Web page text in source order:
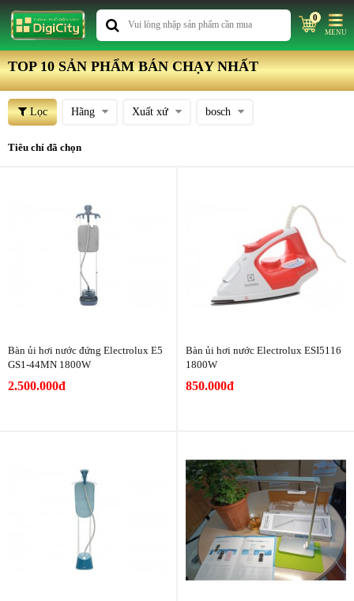
0
MENU
TOP 10 SẢN PHẨM BÁN CHẠY NHẤT
Lọc Hãng Xuất xứ bosch
Tiêu chí đã chọn
Bàn ủi hơi nước đứng Electrolux E5
GS1-44MN 1800W
2.500.000đ
Bàn ủi hơi nước Electrolux ESI5116
1800W
850.000đ